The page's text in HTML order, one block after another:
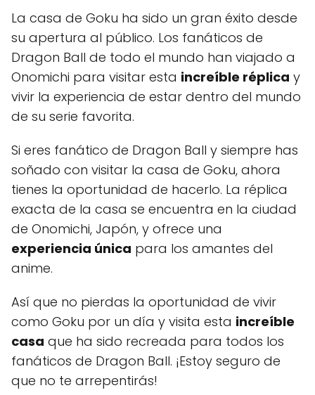
La casa de Goku ha sido un gran éxito desde
su apertura al público. Los fanáticos de
Dragon Ball de todo el mundo han viajado a
Onomichi para visitar esta increíble réplica y
vivir la experiencia de estar dentro del mundo
de su serie favorita.
Si eres fanático de Dragon Ball y siempre has
soñado con visitar la casa de Goku, ahora
tienes la oportunidad de hacerlo. La réplica
exacta de la casa se encuentra en la ciudad
de Onomichi, Japón, y ofrece una
experiencia única para los amantes del
anime.
Así que no pierdas la oportunidad de vivir
como Goku por un día y visita esta increíble
casa que ha sido recreada para todos los
fanáticos de Dragon Ball. ¡Estoy seguro de
que no te arrepentirás!